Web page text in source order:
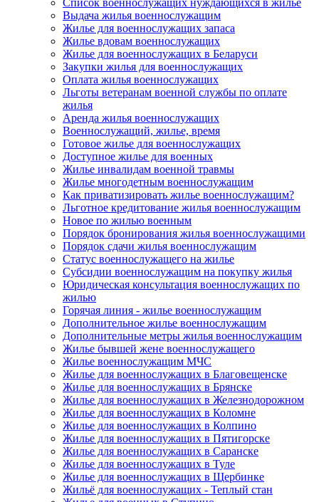
Список военнослужащих нуждающихся в жилье
Выдача жилья военнослужащим
Жилье для военнослужащих запаса
Жилье вдовам военнослужащих
Жилье для военнослужащих в Беларуси
Закупки жилья для военнослужащих
Оплата жилья военнослужащих
Льготы ветеранам военной службы по оплате
жилья
Аренда жилья военнослужащих
Военнослужащий, жилье, время
Готовое жилье для военнослужащих
Доступное жилье для военных
Жилье инвалидам военной травмы
Жилье многодетным военнослужащим
Как приватизировать жилье военнослужащим?
Льготное кредитование жилья военнослужащим
Новое по жилью военным
Порядок бронирования жилья военнослужащими
Порядок сдачи жилья военнослужащим
Статус военнослужащего на жилье
Субсидии военнослужащим на покупку жилья
Юридическая консультация военнослужащих по
жилью
Горячая линия - жилье военнослужащим
Дополнительное жилье военнослужащим
Дополнительные метры жилья военнослужащим
Жилье бывшей жене военнослужащего
Жилье военнослужащим МЧС
Жилье для военнослужащих в Благовещенске
Жилье для военнослужащих в Брянске
Жилье для военнослужащих в Железнодорожном
Жилье для военнослужащих в Коломне
Жилье для военнослужащих в Колпино
Жилье для военнослужащих в Пятигорске
Жилье для военнослужащих в Саранске
Жилье для военнослужащих в Туле
Жилье для военнослужащих в Щербинке
Жильё для военнослужащих - Теплый стан